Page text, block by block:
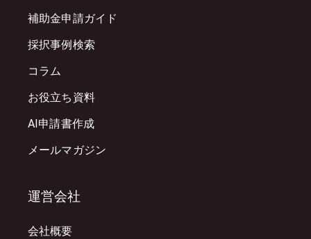
補助金申請ガイド
採択事例検索
コラム
お役立ち資料
AI申請書作成
メールマガジン
運営会社
会社概要